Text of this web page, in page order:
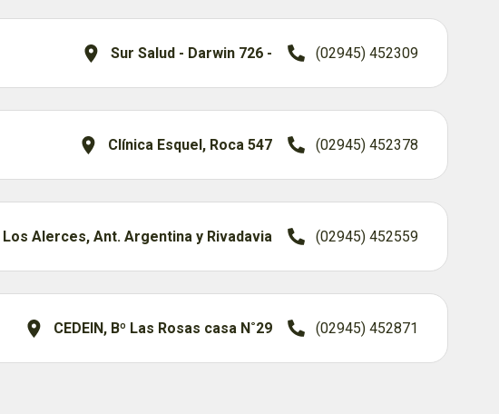
Sur Salud - Darwin 726 - (02945) 452309
Clínica Esquel, Roca 547 (02945) 452378
Los Alerces, Ant. Argentina y Rivadavia (02945) 452559
CEDEIN, Bº Las Rosas casa N˚29 (02945) 452871